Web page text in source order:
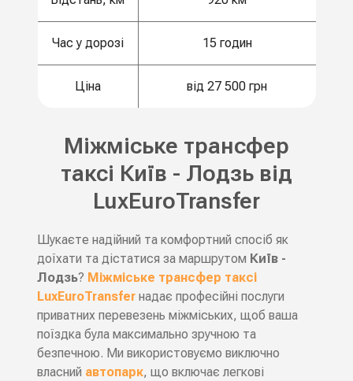
Час у дорозі 15 годин
Ціна від 27 500 грн
Міжміське трансфер
таксі Київ - Лодзь від
LuxEuroTransfer
Шукаєте надійний та комфортний спосіб як
доїхати та дістатися за маршрутом Київ -
Лодзь? Міжміське трансфер таксі
LuxEuroTransferнадає професійні послуги
приватних перевезень міжміських, щоб ваша
поїздка була максимально зручною та
безпечною. Ми використовуємо виключно
власний автопарк, що включає легкові